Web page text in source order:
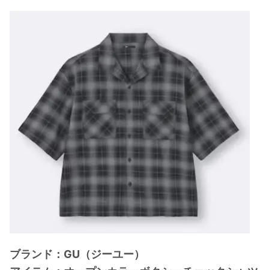
ブランド：GU（ジーユー）